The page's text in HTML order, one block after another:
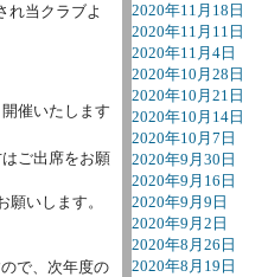
れ当クラブよ
催いたします
ご出席をお願
いします。
で、次年度の
2020年11月18日
2020年11月11日
2020年11月4日
2020年10月28日
2020年10月21日
2020年10月14日
2020年10月7日
2020年9月30日
2020年9月16日
2020年9月9日
2020年9月2日
2020年8月26日
2020年8月19日